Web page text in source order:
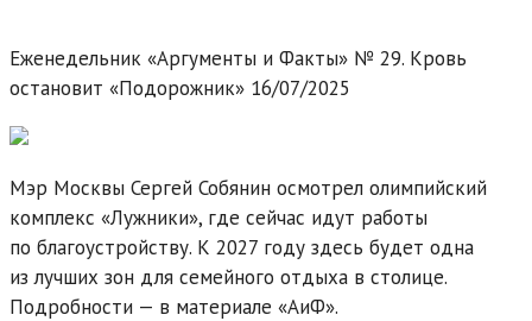
Еженедельник «Аргументы и Факты» № 29. Кровь
остановит «Подорожник» 16/07/2025
Мэр Москвы Сергей Собянин осмотрел олимпийский
комплекс «Лужники», где сейчас идут работы
по благо­устройству. К 2027 году здесь будет одна
из лучших зон для семейного отдыха в столице.
Подробности — в материале «АиФ».